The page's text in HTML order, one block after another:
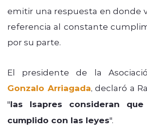
emitir una respuesta en donde
referencia al constante
por su parte.
El presidente de la
Gonzalo Arriagada, declaró a
"las Isapres consideran
cumplido con las leyes".